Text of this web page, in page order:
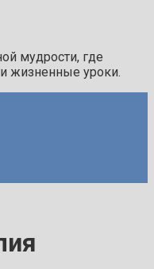
мудрости, где
жизненные уроки.